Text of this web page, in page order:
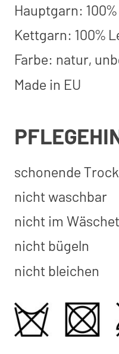
Hauptgarn:
Kettgarn: 100%
Farbe: natur,
Made in EU
schonende
nicht waschbar
nicht im
nicht bügeln
nicht bleichen